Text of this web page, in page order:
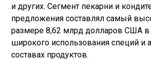
и других. Сегмент пекарни и
предложения составлял самый
размере 8,62 млрд долларов США в
широкого использования специй и
составах продуктов.